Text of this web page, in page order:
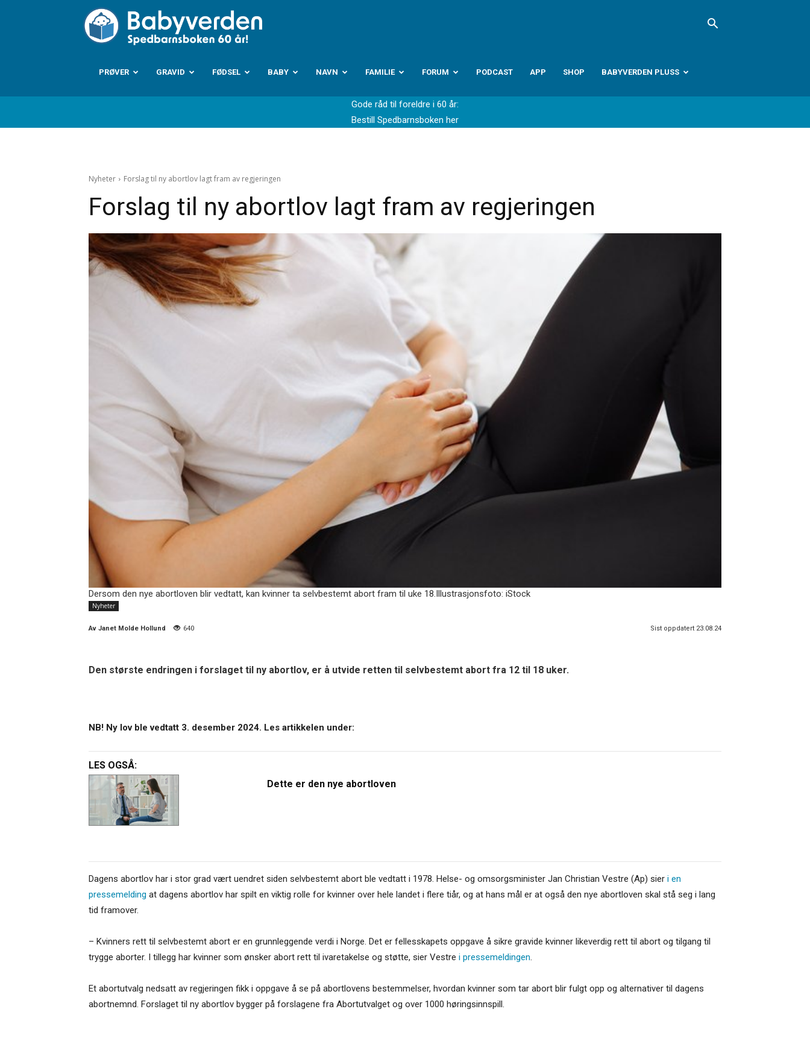
Babyverden.no
PRØVER GRAVID FØDSEL BABY NAVN FAMILIE FORUM PODCAST APP SHOP BABYVERDEN PLUSS
Gode råd til foreldre i 60 år:
Bestill Spedbarnsboken her
Nyheter Forslag til ny abortlov lagt fram av regjeringen
Forslag til ny abortlov lagt fram av regjeringen
Dersom den nye abortloven blir vedtatt, kan kvinner ta selvbestemt abort fram til uke 18.Illustrasjonsfoto: iStock
Nyheter
Av Janet Molde Hollund 640 Sist oppdatert 23.08.24
Den største endringen i forslaget til ny abortlov, er å utvide retten til selvbestemt abort fra 12 til 18 uker.
NB! Ny lov ble vedtatt 3. desember 2024. Les artikkelen under:
LES OGSÅ:
Dette er den nye abortloven
Dagens abortlov har i stor grad vært uendret siden selvbestemt abort ble vedtatt i 1978. Helse- og omsorgsminister Jan Christian Vestre (Ap) sier i en
pressemelding at dagens abortlov har spilt en viktig rolle for kvinner over hele landet i flere tiår, og at hans mål er at også den nye abortloven skal stå seg i lang
tid framover.
– Kvinners rett til selvbestemt abort er en grunnleggende verdi i Norge. Det er fellesskapets oppgave å sikre gravide kvinner likeverdig rett til abort og tilgang til
trygge aborter. I tillegg har kvinner som ønsker abort rett til ivaretakelse og støtte, sier Vestre i pressemeldingen.
Et abortutvalg nedsatt av regjeringen fikk i oppgave å se på abortlovens bestemmelser, hvordan kvinner som tar abort blir fulgt opp og alternativer til dagens
abortnemnd. Forslaget til ny abortlov bygger på forslagene fra Abortutvalget og over 1000 høringsinnspill.